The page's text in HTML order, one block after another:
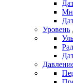
Уровень